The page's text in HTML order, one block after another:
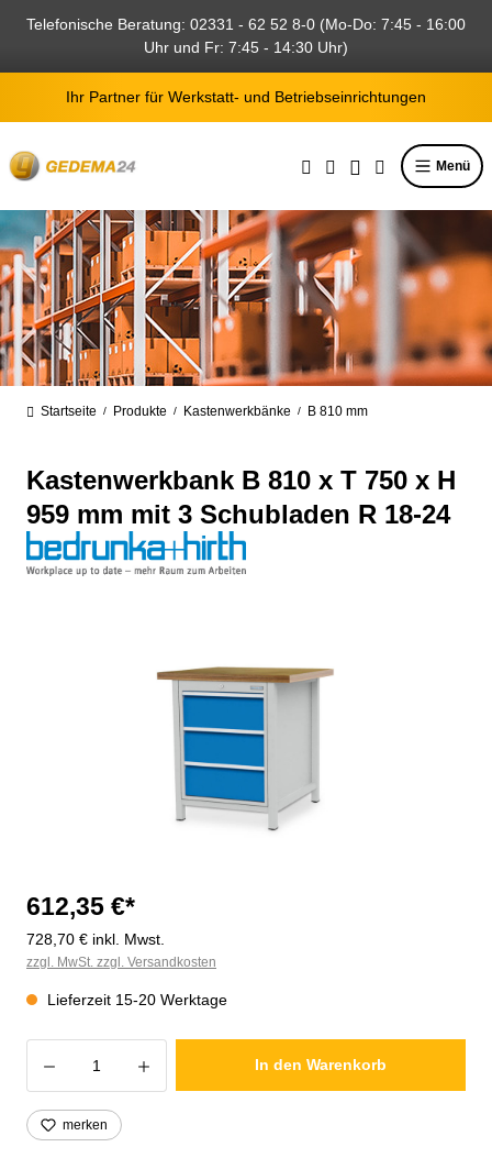
springen
Telefonische Beratung: 02331 - 62 52 8-0 (Mo-Do: 7:45 - 16:00
Uhr und Fr: 7:45 - 14:30 Uhr)
Ihr Partner für Werkstatt- und Betriebseinrichtungen
Menü
Startseite / Produkte / Kastenwerkbänke / B 810 mm
Kastenwerkbank B 810 x T 750 x H
959 mm mit 3 Schubladen R 18-24
612,35 €*
728,70 € inkl. Mwst.
zzgl. MwSt. zzgl. Versandkosten
Lieferzeit 15-20 Werktage
Produkt Anzahl: Gib den gewünschten
In den Warenkorb
merken